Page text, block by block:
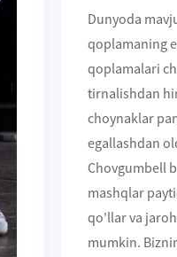
Dunyoda
qoplamaning
qoplamalari
tirnalishdan
choynaklar
egallashdan
Chovgumbell
mashqlar
qo'llar va
mumkin.